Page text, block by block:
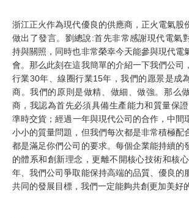
浙江正火作為現代優良的供應商，正火電氣股
做出了發言。劉總說:首先非常感謝現代電氣
持與關照，同時也非常榮幸今天能參與現代電
會。那么此刻在這我簡單的介紹一下我們公司
行業30年、線圈行業15年，我們的愿景是成
商。我們的原則是做精、做細、做強。那么
商，我認為首先必須具備生產能力和質量保
準時交貨；經過一年與現代公司的合作，中間
小小的質量問題，但我們每次都是非常積極配
都是滿足你們公司的要求。每個企業能持續的
的體系和創新理念，更離不開核心技術和核
年、我們公司爭取能保持高端的品質、優良的
共同的發展目標，我們一定能夠共創更加美好